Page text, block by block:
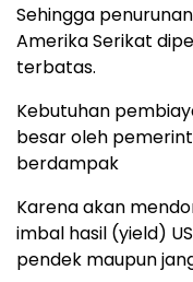
Sehingga
Amerika Serikat
terbatas.
Kebutuhan
besar oleh
berdampak
Karena akan
imbal hasil (yield)
pendek maupun